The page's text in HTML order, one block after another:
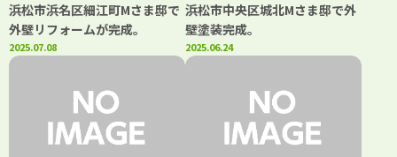
浜松市浜名区細江町Mさま邸で
外壁リフォームが完成。
2025.07.08
浜松市中央区城北Mさま邸で外
壁塗装完成。
2025.06.24